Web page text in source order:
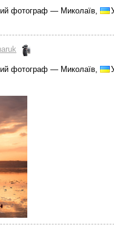
фотограф — Миколаїв,
фотограф — Миколаїв,